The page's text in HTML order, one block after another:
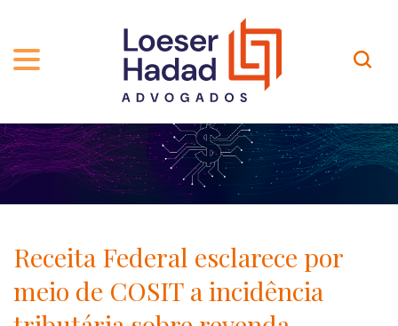
QUEM SOMOS
TRAJETÓRIA
INCLUSÃO E DIVERSIDADE
PRÊMIOS
NOSSA EQUIPE
ÁREAS DE ATUAÇÃO
PROFISSIONAIS
CARREIRA
Contato
Localização
Receita Federal esclarece por
meio de COSIT a incidência